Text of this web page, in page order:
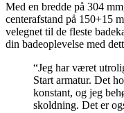
Med en bredde på 304
centerafstand på 150+15
velegnet til de fleste
din badeoplevelse med
“Jeg har været
Start armatur. Det
konstant, og jeg
skoldning. Det er